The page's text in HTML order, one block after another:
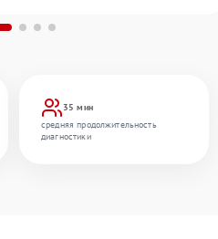
35 мин
средняя продолжительность
диагностики